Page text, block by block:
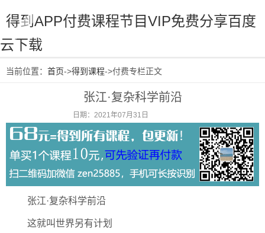
得到APP付费课程节目VIP免费分享百度
云下载
当前位置： 首页->得到课程->付费专栏正文
张江·复杂科学前沿
日期：2021年07月31日
张江·复杂科学前沿
这就叫世界另有计划